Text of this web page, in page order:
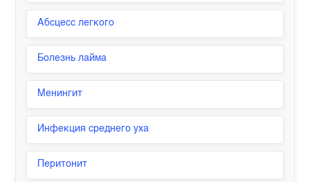
Абсцесс легкого
Болезнь лайма
Менингит
Инфекция среднего уха
Перитонит